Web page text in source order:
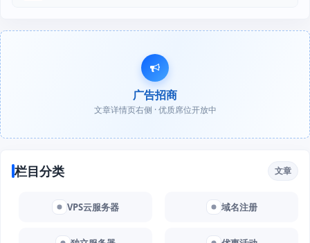
广告招商
文章详情页右侧 · 优质席位开放中
栏目分类 文章
VPS云服务器 域名注册